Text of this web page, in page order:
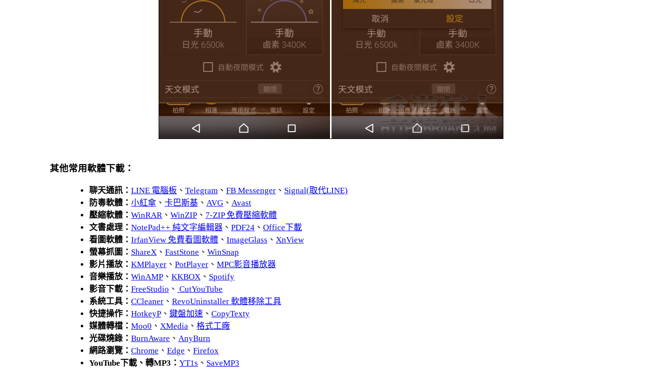
其他常用軟體下載：
聊天通訊： LINE 電腦板 、 Telegram、 FB Messenger、 Signal(取代LINE)
防毒軟體： 小紅傘 、 卡巴斯基、 AVG、 Avast
壓縮軟體： WinRAR、 WinZIP、 7-ZIP 免費壓縮軟體
文書處理： NotePad++ 純文字編輯器、 PDF24、 Office下載
看圖軟體： IrfanView 免費看圖軟體、 ImageGlass 、 XnView
螢幕抓圖： ShareX、 FastStone 、 WinSnap
影片播放： KMPlayer、 PotPlayer、 MPC影音播放器
音樂播放： WinAMP、 KKBOX、 Spotify
影音下載： FreeStudio 、 CutYouTube
系統工具： CCleaner、 RevoUninstaller 軟體移除工具
快捷操作： HotkeyP、 鍵盤加速、 CopyTexty
媒體轉檔： Moo0 、 XMedia、 格式工廠
光碟燒錄： BurnAware 、 AnyBurn
網路瀏覽： Chrome 、 Edge 、 Firefox
YouTube下載、轉MP3： YT1s 、 SaveMP3